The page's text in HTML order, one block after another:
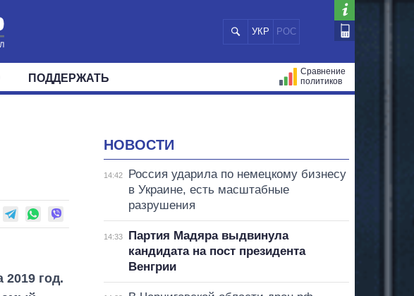
УКР РОС
ПОДДЕРЖАТЬ
Сравнение
политиков
2019 год.
НОВОСТИ
14:42
Россия ударила по немецкому бизнесу
в Украине, есть масштабные
разрушения
14:33
Партия Мадяра выдвинула
кандидата на пост президента
Венгрии